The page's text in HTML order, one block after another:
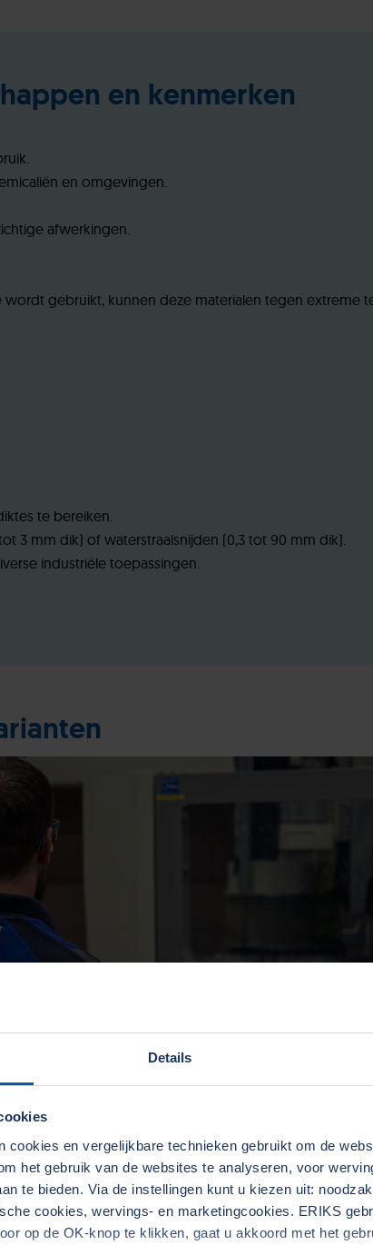
Details
cookies en vergelijkbare technieken gebruikt om de
het gebruik van de websites te analyseren, voor
te bieden. Via de instellingen kunt u kiezen uit:
cookies, wervings- en marketingcookies. ERIKS
op de OK-knop te klikken, gaat u akkoord met het
en kenmerken
en omgevingen.
afwerkingen.
gebruikt, kunnen deze materialen tegen extreme
te bereiken.
3 mm dik) of waterstraalsnijden (0,3 tot 90 mm dik).
industriële toepassingen.
dat is afgestemd op jouw specifieke eisen. Onze
en weerstand tegen omgevingsfactoren.